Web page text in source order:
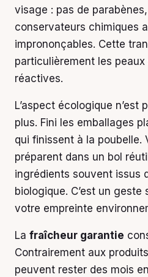
visage : pas de
conservateurs chimiques
imprononçables. Cette
particulièrement les peaux
réactives.
L’aspect écologique n’est
plus. Fini les emballages
qui finissent à la poubelle.
préparent dans un bol
ingrédients souvent issus
biologique. C’est un geste
votre empreinte
La fraîcheur garantie
Contrairement aux
peuvent rester des mois